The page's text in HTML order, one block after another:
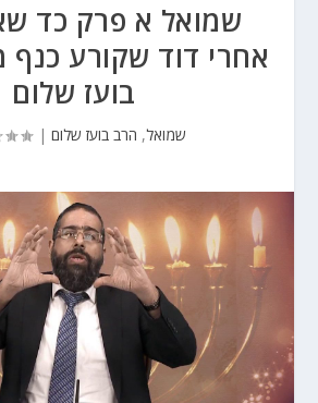
שמואל א פרק כד
אחרי דוד שקורע כנף
בועז שלום
שמואל, הרב בועז שלום |